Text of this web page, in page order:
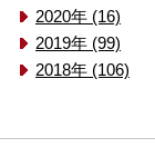
2020年 (16)
2019年 (99)
2018年 (106)